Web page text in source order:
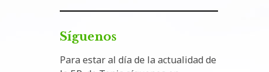
Síguenos
Para estar al día de la actualidad de